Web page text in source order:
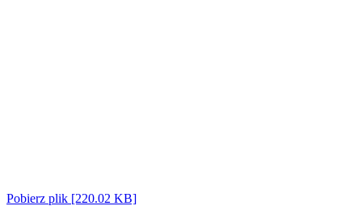
Pobierz plik [220.02 KB]